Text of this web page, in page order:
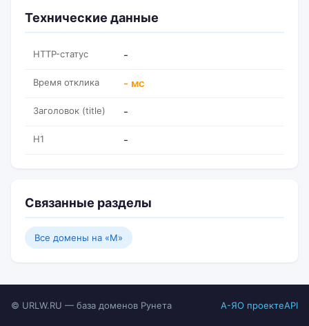
Технические данные
HTTP-статус -
Время отклика - мс
Заголовок (title) -
H1 -
Связанные разделы
Все домены на «M»
© URLW.RU — база доменов Рунета А-ЯО проектеAPI